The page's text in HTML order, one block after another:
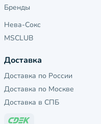
Бренды
Нева-Сокс
MSCLUB
Доставка
Доставка по России
Доставка по Москве
Доставка в СПБ